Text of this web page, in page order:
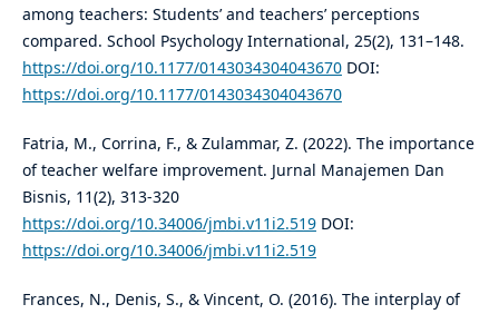
among teachers: Students’ and teachers’ perceptions
compared. School Psychology International, 25(2), 131–148.
https://doi.org/10.1177/0143034304043670DOI:
https://doi.org/10.1177/0143034304043670
Fatria, M., Corrina, F., & Zulammar, Z. (2022). The importance
of teacher welfare improvement. Jurnal Manajemen Dan
Bisnis, 11(2), 313-320
https://doi.org/10.34006/jmbi.v11i2.519DOI:
https://doi.org/10.34006/jmbi.v11i2.519
Frances, N., Denis, S., & Vincent, O. (2016). The interplay of